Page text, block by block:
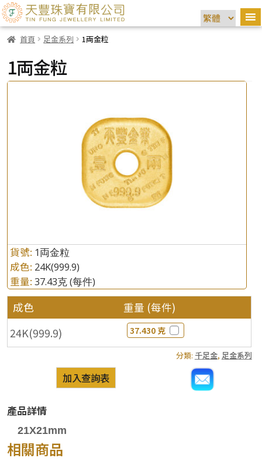
首頁 足金系列 1両金粒
1両金粒
貨號: 1両金粒
成色: 24K(999.9)
重量: 37.43克(每件)
成色 重量 (每件)
24K(999.9) 37.430 克
分類: 千足金, 足金系列
加入查詢表
產品詳情
21X21mm
相關商品